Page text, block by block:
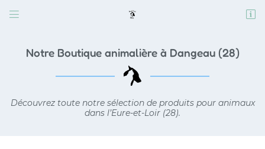
 
06 46 26 08 59
Notre Boutique animalière à Dangeau (28)
Découvrez toute notre sélection de produits pour animaux
dans l’Eure-et-Loir (28).